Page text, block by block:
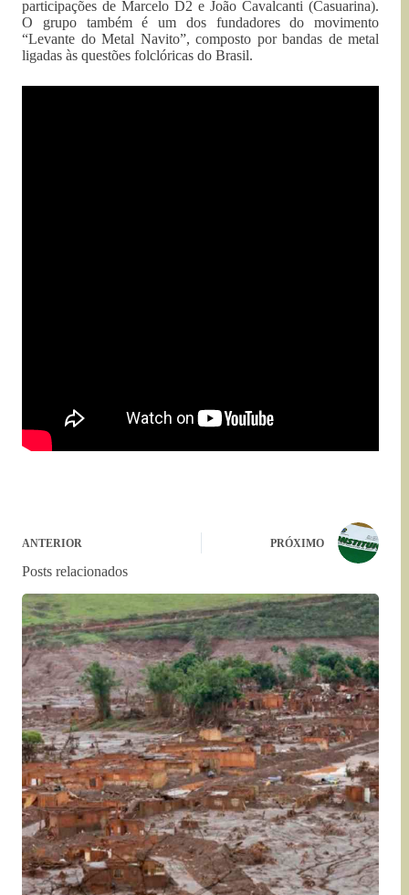
participações de Marcelo D2 e João Cavalcanti (Casuarina).
O grupo também é um dos fundadores do movimento
“Levante do Metal Navito”, composto por bandas de metal
ligadas às questões folclóricas do Brasil.
ANTERIOR PRÓXIMO
Posts relacionados